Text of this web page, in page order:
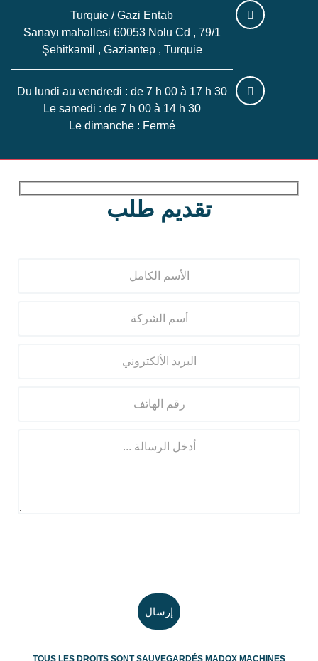
تقديم طلب
TOUS LES DROITS SONT SAUVEGARDÉS MADOX MACHINES
Turquie / Gazi Entab
Sanayı mahallesi 60053 Nolu Cd , 79/1
Şehitkamil , Gaziantep , Turquie
Du lundi au vendredi : de 7 h 00 à 17 h 30
Le samedi : de 7 h 00 à 14 h 30
Le dimanche : Fermé